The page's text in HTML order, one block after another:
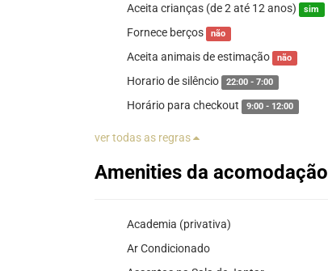
Aceita crianças (de 2 até 12 anos) sim
Fornece berços não
Aceita animais de estimação não
Horario de silêncio 22:00 - 7:00
Horário para checkout 9:00 - 12:00
ver todas as regras
Amenities da acomodação
Academia (privativa)
Ar Condicionado